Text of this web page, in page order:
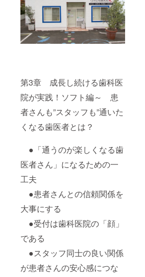
第3章 成長し続ける歯科医
院が実践！ソフト編～ 患
者さんも”スタッフも”通いた
くなる歯医者とは？
●「通うのが楽しくなる歯
医者さん」になるための一
工夫
●患者さんとの信頼関係を
大事にする
●受付は歯科医院の「顔」
である
●スタッフ同士の良い関係
が患者さんの安心感につな